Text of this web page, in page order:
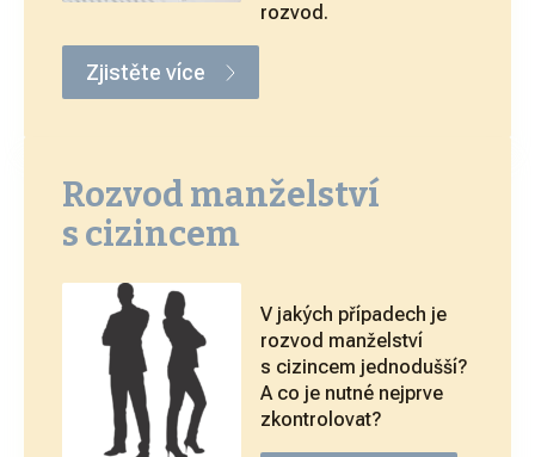
rozvod.
Zjistěte více
Rozvod manželství
s cizincem
V jakých případech je
rozvod manželství
s cizincem jednodušší?
A co je nutné nejprve
zkontrolovat?